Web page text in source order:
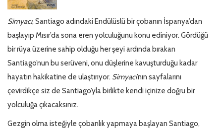
Simyacı, Santiago adındaki Endülüslü bir çobanın İspanya’dan
başlayıp Mısır’da sona eren yolculuğunu konu ediniyor. Gördüğü
bir rüya üzerine sahip olduğu her şeyi ardında bırakan
Santiago’nun bu serüveni, onu düşlerine kavuşturduğu kadar
hayatın hakikatine de ulaştırıyor. Simyacı’nın sayfalarını
çevirdikçe siz de Santiago’yla birlikte kendi içinize doğru bir
yolculuğa çıkacaksınız.
Gezgin olma isteğiyle çobanlık yapmaya başlayan Santiago,